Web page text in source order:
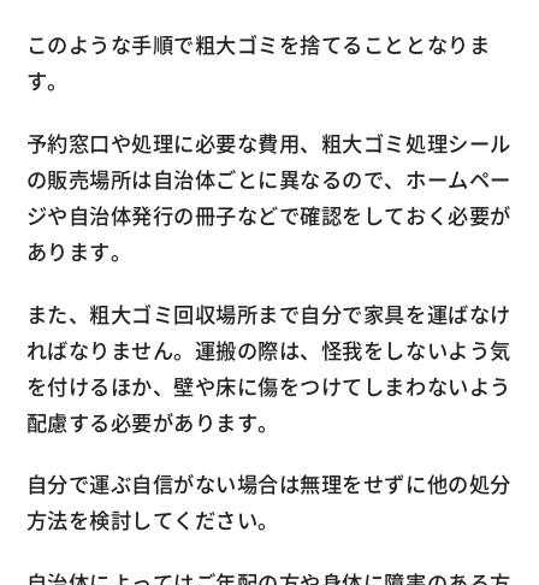
このような手順で粗大ゴミを捨てることとなりま
す。
予約窓口や処理に必要な費用、粗大ゴミ処理シール
の販売場所は自治体ごとに異なるので、ホームペー
ジや自治体発行の冊子などで確認をしておく必要が
あります。
また、粗大ゴミ回収場所まで自分で家具を運ばなけ
ればなりません。運搬の際は、怪我をしないよう気
を付けるほか、壁や床に傷をつけてしまわないよう
配慮する必要があります。
自分で運ぶ自信がない場合は無理をせずに他の処分
方法を検討してください。